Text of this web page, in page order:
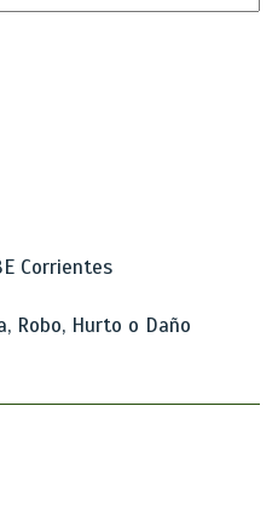
Corrientes
Robo, Hurto o Daño